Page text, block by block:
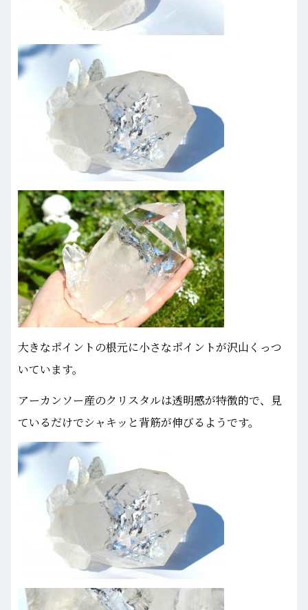
大きなポイントの根元に小さなポイントが沢山くっつ
いています。
アーカンソー産のクリスタルは透明感が特徴的で、見
ているだけでシャキッと背筋が伸びるようです。